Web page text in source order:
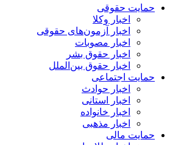
حمایت حقوقی
اخبار وکلا
اخبار آزمون‌های حقوقی
اخبار مصوبات
اخبار حقوق بشر
اخبار حقوق بین‌الملل
حمایت اجتماعی
اخبار حوادث
اخبار استانی
اخبار خانواده
اخبار مذهبی
حمایت مالی